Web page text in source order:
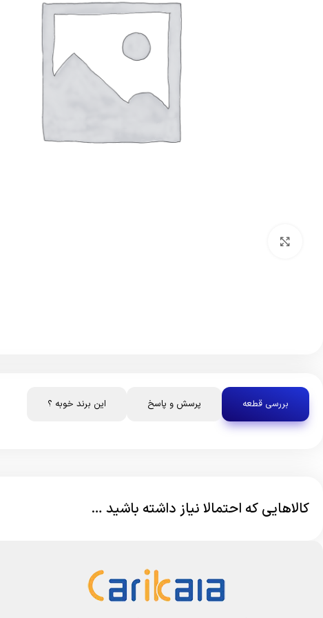
بررسی قطعه پرسش و پاسخ این برند خوبه ؟
کالاهایی که احتمالا نیاز داشته باشید …